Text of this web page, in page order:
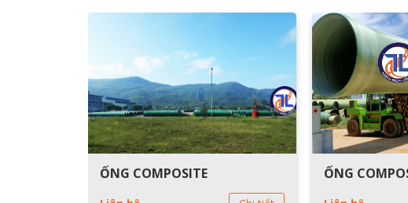
ỐNG COMPOSITE ỐNG